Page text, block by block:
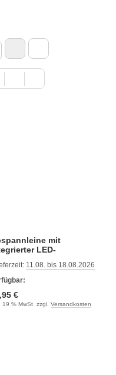
mit
LED-
11.08. bis 18.08.2026
€
19 % MwSt. zzgl. Versandkosten